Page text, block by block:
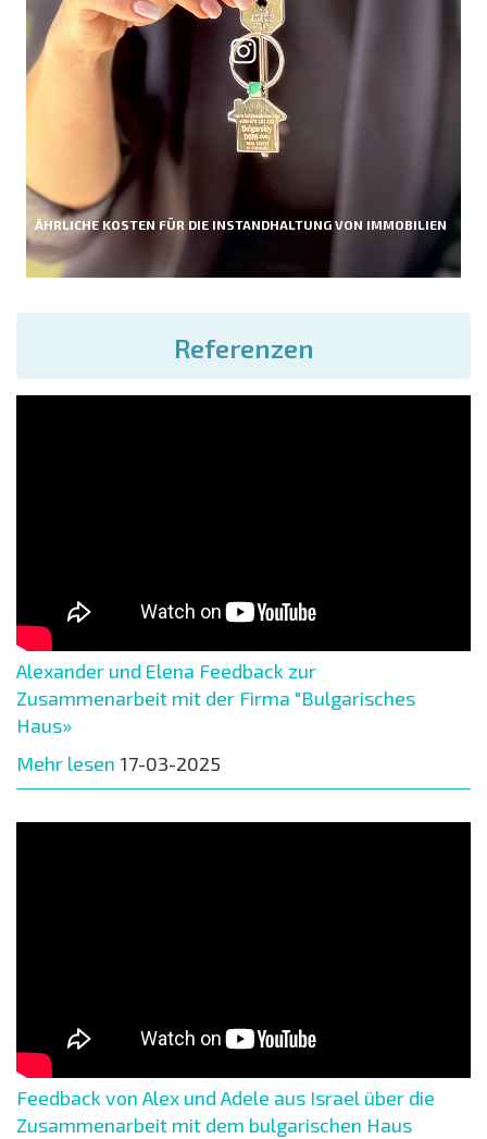
ÄHRLICHE KOSTEN FÜR DIE INSTANDHALTUNG VON IMMOBILIEN
Referenzen
Alexander und Elena Feedback zur
Zusammenarbeit mit der Firma "Bulgarisches
Haus»
Mehr lesen 17-03-2025
Feedback von Alex und Adele aus Israel über die
Zusammenarbeit mit dem bulgarischen Haus